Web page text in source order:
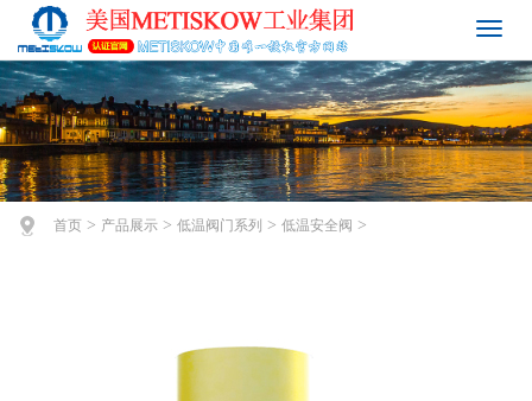
首页> 产品展示> 低温阀门系列 > 低温安全阀 >